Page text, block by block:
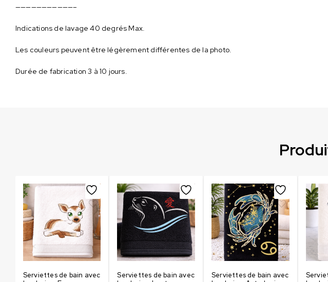
———————————–
Indications de lavage 40 degrés Max.
Les couleurs peuvent être légèrement différentes de la photo.
Durée de fabrication 3 à 10 jours.
Serviettes de bain avec
Serviettes de bain avec
Serviettes de bain avec